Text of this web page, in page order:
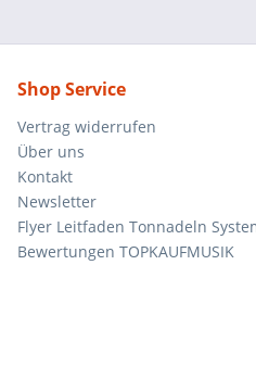
Shop Service
Vertrag widerrufen
Über uns
Kontakt
Newsletter
Flyer Leitfaden Tonnadeln
Bewertungen TOPKAUFMUSIK